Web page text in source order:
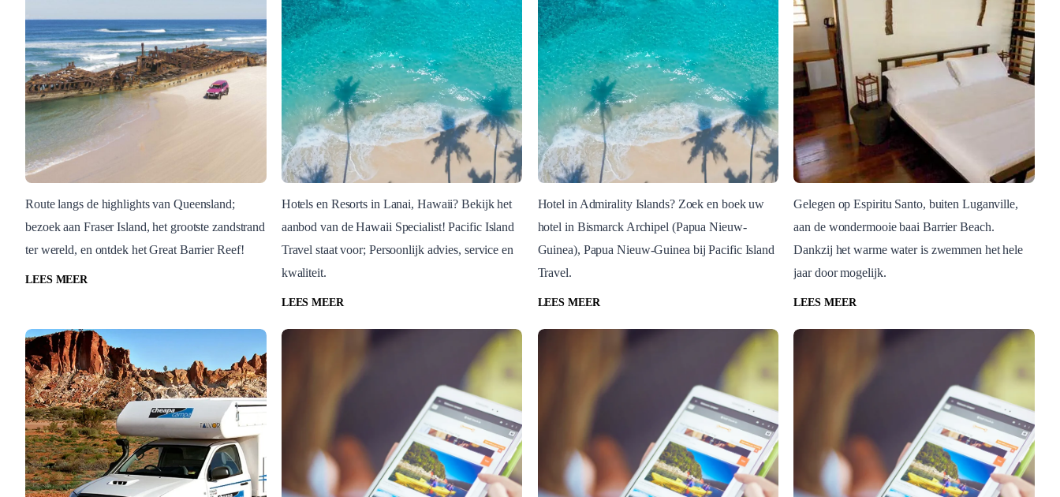
Rondreizen
Kust en binnenland in het
zuiden van Queensland
Route langs de highlights van Queensland;
bezoek aan Fraser Island, het grootste zandstrand
ter wereld, en ontdek het Great Barrier Reef!
LEES MEER
Blog Post
Hotels
Hotels en Resorts in Lanai, Hawaii? Bekijk het
aanbod van de Hawaii Specialist! Pacific Island
Travel staat voor; Persoonlijk advies, service en
kwaliteit.
LEES MEER
Blog Post
Hotels
Hotel in Admirality Islands? Zoek en boek uw
hotel in Bismarck Archipel (Papua Nieuw-
Guinea), Papua Nieuw-Guinea bij Pacific Island
Travel.
LEES MEER
accommodation
Barrier Beach Resort
Gelegen op Espiritu Santo, buiten Luganville,
aan de wondermooie baai Barrier Beach.
Dankzij het warme water is zwemmen het hele
jaar door mogelijk.
LEES MEER